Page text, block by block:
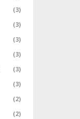
(3)
(3)
(3)
(3)
(3)
(3)
(2)
(2)